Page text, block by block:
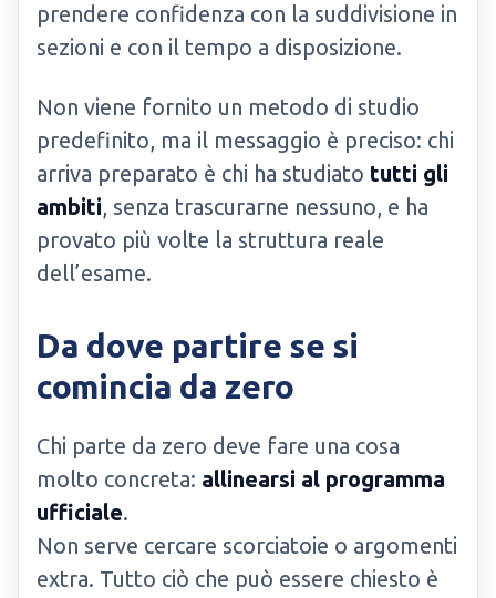
prendere confidenza con la suddivisione in
sezioni e con il tempo a disposizione.
Non viene fornito un metodo di studio
predefinito, ma il messaggio è preciso: chi
arriva preparato è chi ha studiato tutti gli
ambiti, senza trascurarne nessuno, e ha
provato più volte la struttura reale
dell’esame.
Da dove partire se si
comincia da zero
Chi parte da zero deve fare una cosa
molto concreta: allinearsi al programma
ufficiale.
Non serve cercare scorciatoie o argomenti
extra. Tutto ciò che può essere chiesto è